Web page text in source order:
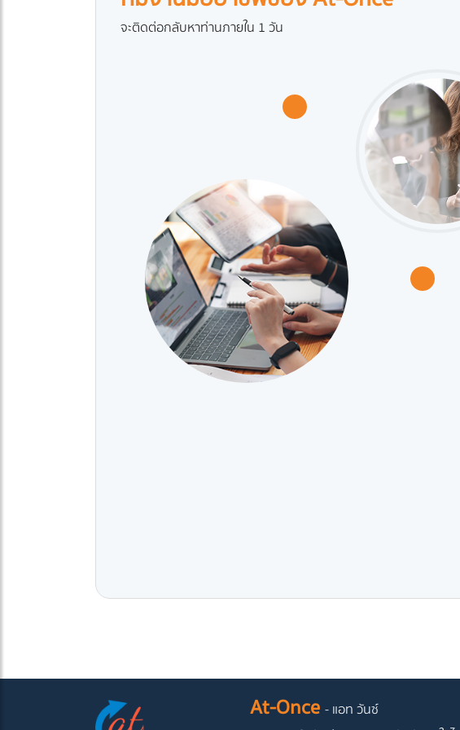
จะติดต่อกลับหาท่านภายใน 1 วัน
At-Once - แอท วันซ์